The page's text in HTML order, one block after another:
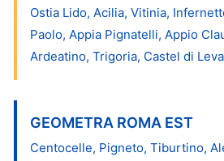
Ostia Lido, Acilia, Vitinia,
Paolo, Appia Pignatelli, Appio
Ardeatino, Trigoria, Castel di
GEOMETRA ROMA EST
Centocelle, Pigneto, Tiburtino,